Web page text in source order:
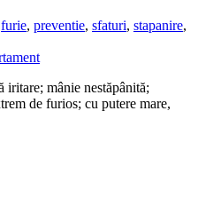
furie, preventie, sfaturi, stapanire,
mânie nestăpânită;
de furios; cu putere mare,